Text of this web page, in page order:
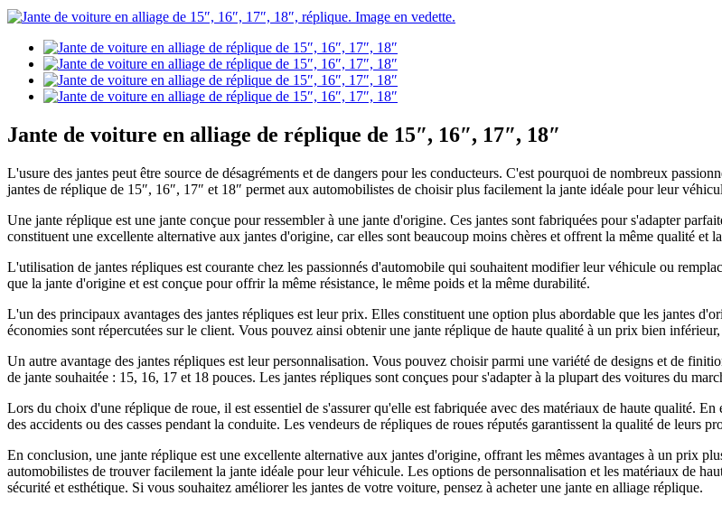
Jante de voiture en alliage de réplique de 15″, 16″, 17″, 18″
L'usure des jantes peut être source de désagréments et de dangers pour les conducteurs. C'est pourquoi de nombreux
jantes de réplique de 15″, 16″, 17″ et 18″ permet aux automobilistes de choisir plus facilement la jante idéale pour leur
Une jante réplique est une jante conçue pour ressembler à une jante d'origine. Ces jantes sont fabriquées pour s'adapter
constituent une excellente alternative aux jantes d'origine, car elles sont beaucoup moins chères et offrent la même qualité et
L'utilisation de jantes répliques est courante chez les passionnés d'automobile qui souhaitent modifier leur véhicule ou
que la jante d'origine et est conçue pour offrir la même résistance, le même poids et la même durabilité.
L'un des principaux avantages des jantes répliques est leur prix. Elles constituent une option plus abordable que les jantes
économies sont répercutées sur le client. Vous pouvez ainsi obtenir une jante réplique de haute qualité à un prix bien
Un autre avantage des jantes répliques est leur personnalisation. Vous pouvez choisir parmi une variété de designs et de
de jante souhaitée : 15, 16, 17 et 18 pouces. Les jantes répliques sont conçues pour s'adapter à la plupart des voitures du
Lors du choix d'une réplique de roue, il est essentiel de s'assurer qu'elle est fabriquée avec des matériaux de haute qualité.
des accidents ou des casses pendant la conduite. Les vendeurs de répliques de roues réputés garantissent la qualité de leurs
En conclusion, une jante réplique est une excellente alternative aux jantes d'origine, offrant les mêmes avantages à un prix
automobilistes de trouver facilement la jante idéale pour leur véhicule. Les options de personnalisation et les matériaux de
sécurité et esthétique. Si vous souhaitez améliorer les jantes de votre voiture, pensez à acheter une jante en alliage réplique.